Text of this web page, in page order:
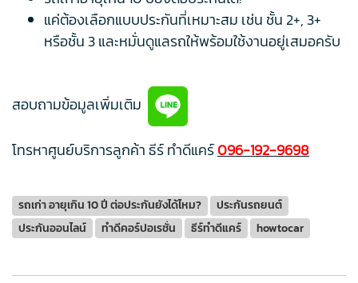
แค่ต้องเลือกแบบประกันที่เหมาะสม เช่น ชั้น 2+, 3+
หรือชั้น 3 และหมั่นดูแลรถให้พร้อมใช้งานอยู่เสมอครับ
สอบถามข้อมูลเพิ่มเติม
โทรหาศูนย์บริการลูกค้า ธีร์ ทำดีแคร์096-192-9698
รถเก่า อายุเกิน 10 ปี ต่อประกันยังได้ไหม?
ประกันรถยนต์
ประกันออนไลน์
ทำดีคอร์ปอเรชั่น ธีร์ทำดีแคร์ howtocar